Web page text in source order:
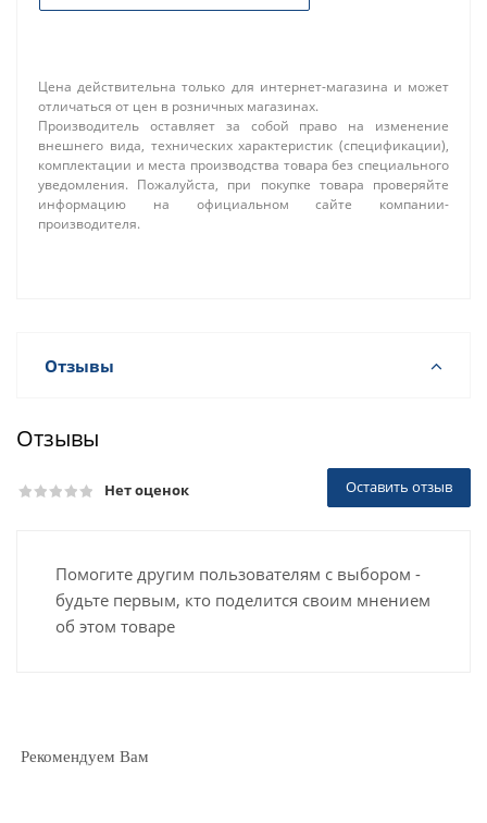
Цена действительна только для интернет-магазина и может
отличаться от цен в розничных магазинах.
Производитель оставляет за собой право на изменение
внешнего вида, технических характеристик (спецификации),
комплектации и места производства товара без специального
уведомления. Пожалуйста, при покупке товара проверяйте
информацию на официальном сайте компании-
производителя.
Отзывы
Отзывы
Нет оценок Оставить отзыв
Помогите другим пользователям с выбором -
будьте первым, кто поделится своим мнением
об этом товаре
Рекомендуем Вам